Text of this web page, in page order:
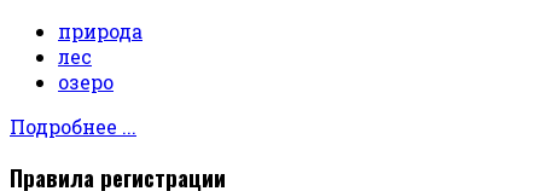
природа
лес
озеро
Подробнее ...
Правила регистрации